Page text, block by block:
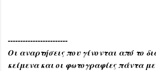
------------------------
Οι αναρτήσεις που γίνονται από το
κείμενα και οι φωτογραφίες πάντα